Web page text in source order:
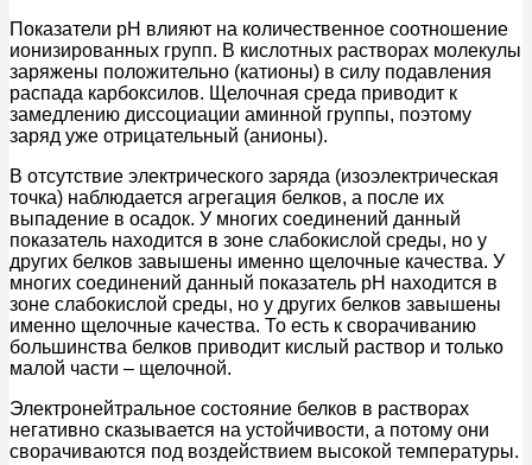
Показатели pH влияют на количественное соотношение
ионизированных групп. В кислотных растворах молекулы
заряжены положительно (катионы) в силу подавления
распада карбоксилов. Щелочная среда приводит к
замедлению диссоциации аминной группы, поэтому
заряд уже отрицательный (анионы).
В отсутствие электрического заряда (изоэлектрическая
точка) наблюдается агрегация белков, а после их
выпадение в осадок. У многих соединений данный
показатель находится в зоне слабокислой среды, но у
других белков завышены именно щелочные качества. У
многих соединений данный показатель pH находится в
зоне слабокислой среды, но у других белков завышены
именно щелочные качества. То есть к сворачиванию
большинства белков приводит кислый раствор и только
малой части – щелочной.
Электронейтральное состояние белков в растворах
негативно сказывается на устойчивости, а потому они
сворачиваются под воздействием высокой температуры.